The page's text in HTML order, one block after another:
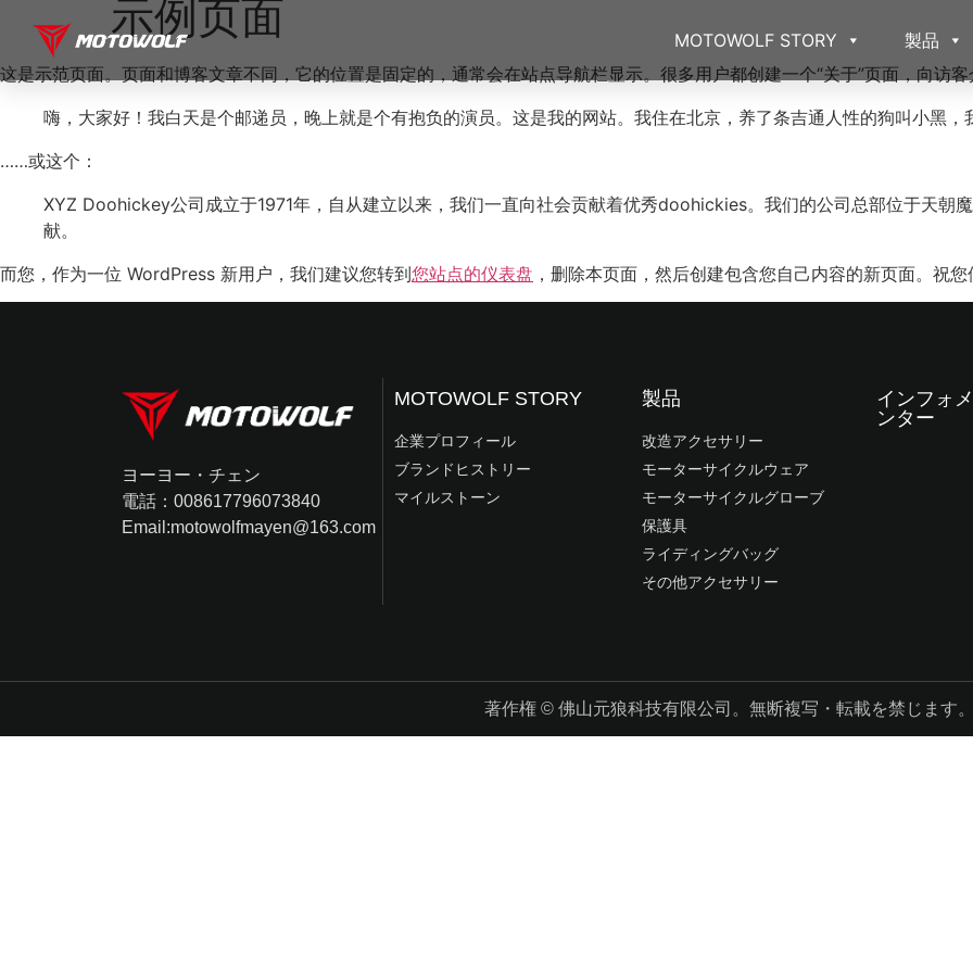
MOTOWOLF STORY 製品
示例页面
这是示范页面。页面和博客文章不同，它的位置是固定的，通常会在站点导航栏显示。很多用户都创建一个“关于”页面，向访
嗨，大家好！我白天是个邮递员，晚上就是个有抱负的演员。这是我的网站。我住在北京，养了条吉通人性的狗叫小黑，
……或这个：
XYZ Doohickey公司成立于1971年，自从建立以来，我们一直向社会贡献着优秀doohickies。我们的公司总部位于天朝
献。
而您，作为一位 WordPress 新用户，我们建议您转到您站点的仪表盘 ，删除本页面，然后创建包含您自己内容的新页面。祝
ヨーヨー・チェン
電話：008617796073840
Email:motowolfmayen@163.com
MOTOWOLF STORY
企業プロフィール
ブランドヒストリー
マイルストーン
製品
改造アクセサリー
モーターサイクルウェア
モーターサイクルグローブ
保護具
ライディングバッグ
その他アクセサリー
インフォ
ンター
著作権 © 佛山元狼科技有限公司。無断複写・転載を禁じます